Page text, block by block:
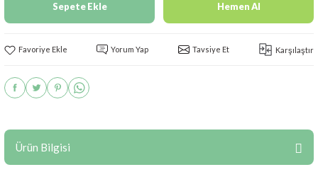
Sepete Ekle Hemen Al
Yorum Yap Tavsiye Et Karşılaştır
Ürün Bilgisi